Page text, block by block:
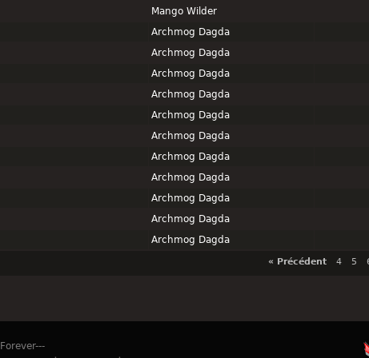
Mango Wilder
Archmog Dagda
Archmog Dagda
Archmog Dagda
Archmog Dagda
Archmog Dagda
Archmog Dagda
Archmog Dagda
Archmog Dagda
Archmog Dagda
Archmog Dagda
Archmog Dagda
« Précédent 4 5